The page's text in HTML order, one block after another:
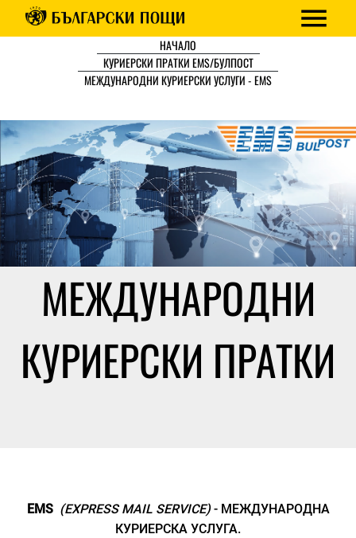
НАЧАЛО
КУРИЕРСКИ ПРАТКИ EMS/БУЛПОСТ
МЕЖДУНАРОДНИ КУРИЕРСКИ УСЛУГИ - EMS
МЕЖДУНАРОДНИ
КУРИЕРСКИ ПРАТКИ
EMS (EXPRESS MAIL SERVICE)- МЕЖДУНАРОДНА
КУРИЕРСКА УСЛУГА.